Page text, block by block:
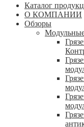
Каталог
О КОМПАНИИ
Обзоры